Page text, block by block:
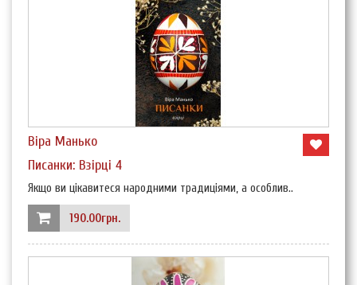
Віра Манько
Писанки: Взірці 4
Якщо ви цікавитеся народними традиціями, а особлив..
190.00грн.